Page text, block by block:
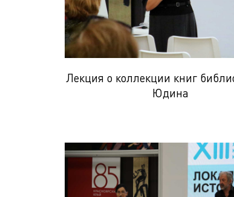
Лекция о коллекции книг
Юдина